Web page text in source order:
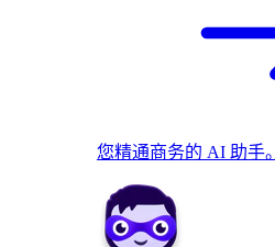
您精通商务的 AI 助手。